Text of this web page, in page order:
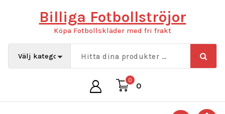
Billiga Fotbollströjor
Köpa Fotbollskläder med fri frakt
0
0